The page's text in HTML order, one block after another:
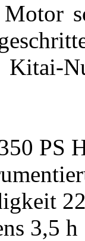
Motor
PS
3,5 h